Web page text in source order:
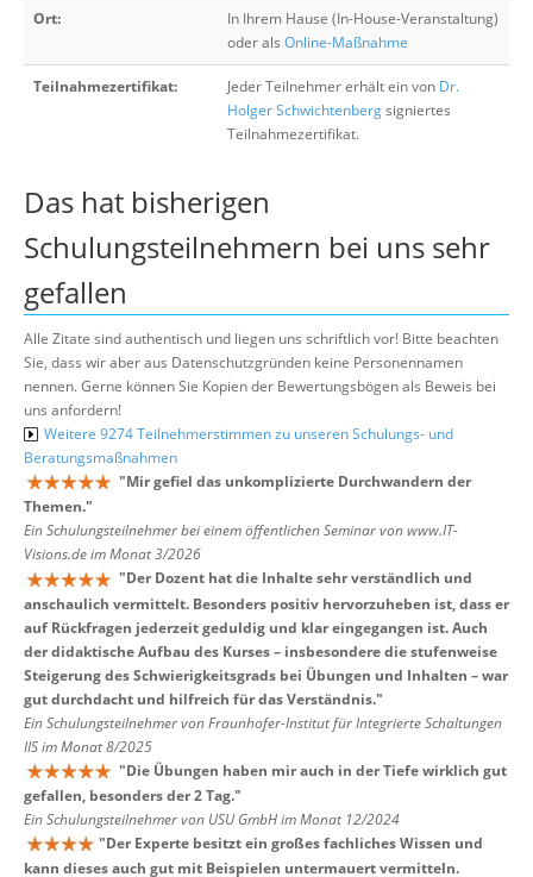
Ort:
In Ihrem Hause (In-House-Veranstaltung)
oder als Online-Maßnahme
Teilnahmezertifikat: Jeder Teilnehmer erhält ein von Dr.
Holger Schwichtenbergsigniertes
Teilnahmezertifikat.
Das hat bisherigen
Schulungsteilnehmern bei uns sehr
gefallen
Alle Zitate sind authentisch und liegen uns schriftlich vor! Bitte beachten
Sie, dass wir aber aus Datenschutzgründen keine Personennamen
nennen. Gerne können Sie Kopien der Bewertungsbögen als Beweis bei
uns anfordern!
Weitere 9274 Teilnehmerstimmen zu unseren Schulungs- und
Beratungsmaßnahmen
"Mir gefiel das unkomplizierte Durchwandern der
Themen."
Ein Schulungsteilnehmer bei einem öffentlichen Seminar von www.IT-
Visions.de im Monat 3/2026
"Der Dozent hat die Inhalte sehr verständlich und
anschaulich vermittelt. Besonders positiv hervorzuheben ist, dass er
auf Rückfragen jederzeit geduldig und klar eingegangen ist. Auch
der didaktische Aufbau des Kurses – insbesondere die stufenweise
Steigerung des Schwierigkeitsgrads bei Übungen und Inhalten – war
gut durchdacht und hilfreich für das Verständnis."
Ein Schulungsteilnehmer von Fraunhofer-Institut für Integrierte Schaltungen
IIS im Monat 8/2025
"Die Übungen haben mir auch in der Tiefe wirklich gut
gefallen, besonders der 2 Tag."
Ein Schulungsteilnehmer von USU GmbH im Monat 12/2024
"Der Experte besitzt ein großes fachliches Wissen und
kann dieses auch gut mit Beispielen untermauert vermitteln.